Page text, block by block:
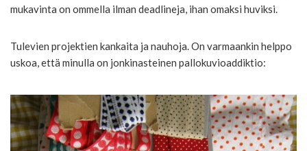
mukavinta on ommella ilman deadlineja, ihan omaksi huviksi.
Tulevien projektien kankaita ja nauhoja. On varmaankin helppo
uskoa, että minulla on jonkinasteinen pallokuvioaddiktio: